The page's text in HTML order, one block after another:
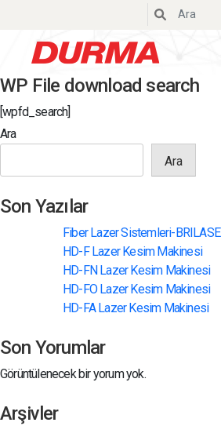
Durmazlar
WP File download search
[wpfd_search]
Ara
Ara
Son Yazılar
Fiber Lazer Sistemleri-BRILASE
HD-F Lazer Kesim Makinesi
HD-FN Lazer Kesim Makinesi
HD-FO Lazer Kesim Makinesi
HD-FA Lazer Kesim Makinesi
Son Yorumlar
Görüntülenecek bir yorum yok.
Arşivler